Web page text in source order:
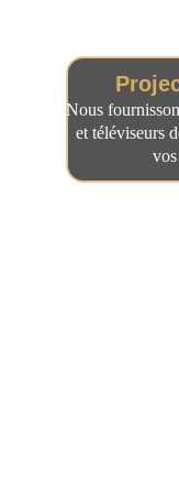
Nous
et téléviseurs